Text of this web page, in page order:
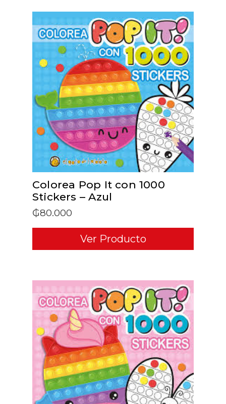
ADD TO CART
Colorea Pop It con 1000
Stickers – Azul
₲80.000
Ver Producto
ADD TO CART